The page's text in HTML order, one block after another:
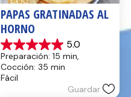
PAPAS GRATINADAS AL
HORNO
5.0
5.0
de
5
estrellas.
Preparación: 15 min,
Cocción: 35 min
Fácil
Guardar